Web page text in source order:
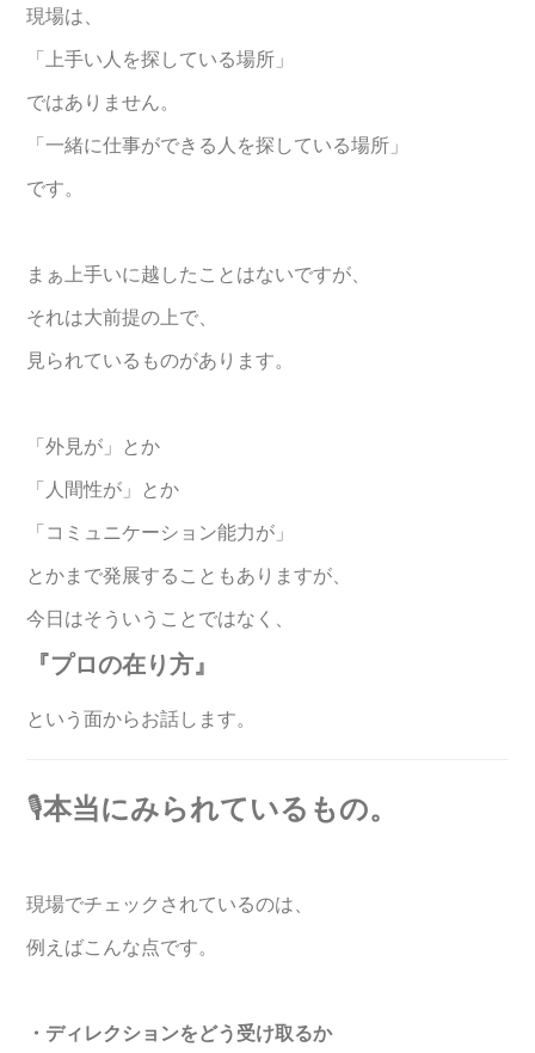
現場は、
「上手い人を探している場所」
ではありません。
「一緒に仕事ができる人を探している場所」
です。
まぁ上手いに越したことはないですが、
それは大前提の上で、
見られているものがあります。
「外見が」とか
「人間性が」とか
「コミュニケーション能力が」
とかまで発展することもありますが、
今日はそういうことではなく、
『プロの在り方』
という面からお話します。
🎙️本当にみられているもの。
現場でチェックされているのは、
例えばこんな点です。
・ディレクションをどう受け取るか